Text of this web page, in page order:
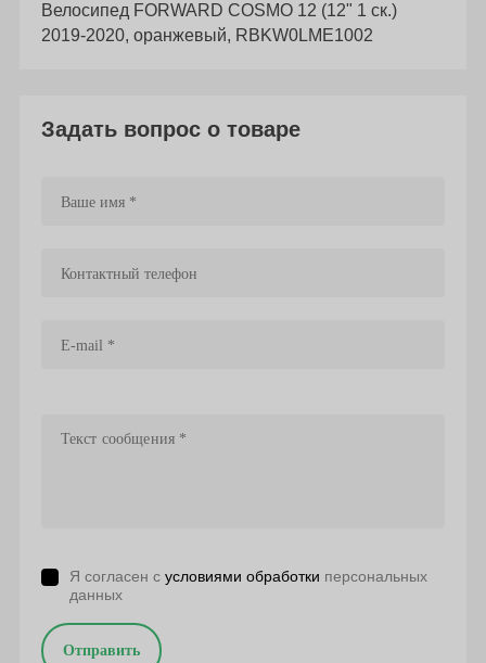
Велосипед FORWARD COSMO 12 (12" 1 ск.)
2019-2020, оранжевый, RBKW0LME1002
Задать вопрос о товаре
Я согласен с условиями обработки персональных
данных
Отправить